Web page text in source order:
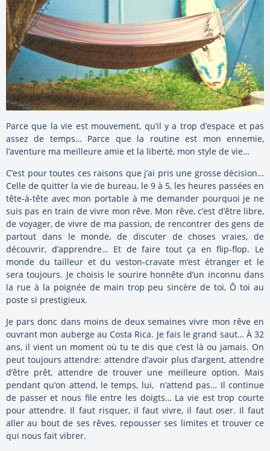
Parce que la vie est mouvement, qu’il y a trop d’espace et pas
assez de temps… Parce que la routine est mon ennemie,
l’aventure ma meilleure amie et la liberté, mon style de vie…
C’est pour toutes ces raisons que j’ai pris une grosse décision…
Celle de quitter la vie de bureau, le 9 à 5, les heures passées en
tête-à-tête avec mon portable à me demander pourquoi je ne
suis pas en train de vivre mon rêve. Mon rêve, c’est d’être libre,
de voyager, de vivre de ma passion, de rencontrer des gens de
partout dans le monde, de discuter de choses vraies, de
découvrir, d’apprendre… Et de faire tout ça en flip-flop. Le
monde du tailleur et du veston-cravate m’est étranger et le
sera toujours. Je choisis le sourire honnête d’un inconnu dans
la rue à la poignée de main trop peu sincère de toi, Ô toi au
poste si prestigieux.
Je pars donc dans moins de deux semaines vivre mon rêve en
ouvrant mon auberge au Costa Rica. Je fais le grand saut… À 32
ans, il vient un moment où tu te dis que c’est là ou jamais. On
peut toujours attendre: attendre d’avoir plus d’argent, attendre
d’être prêt, attendre de trouver une meilleure option. Mais
pendant qu’on attend, le temps, lui, n’attend pas… Il continue
de passer et nous file entre les doigts… La vie est trop courte
pour attendre. Il faut risquer, il faut vivre, il faut oser. Il faut
aller au bout de ses rêves, repousser ses limites et trouver ce
qui nous fait vibrer.